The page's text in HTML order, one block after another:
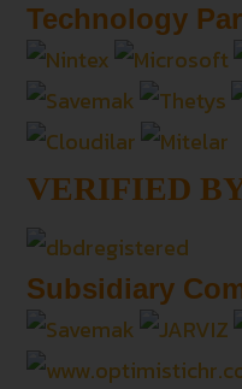
Technology
VERIFIED
Subsidiary